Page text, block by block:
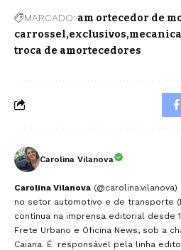
MARCADO: am ortecedor de
carrossel exclusivos mecanica
troca de amortecedores
Carolina Vilanova
Carolina Vilanova
no setor automotivo e de transporte
contínua na imprensa editorial desde
Frete Urbano e Oficina News, sob a
Caiana. É responsável pela linha